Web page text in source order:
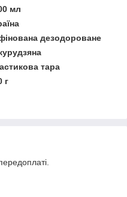
мл
дезодороване
тара
г